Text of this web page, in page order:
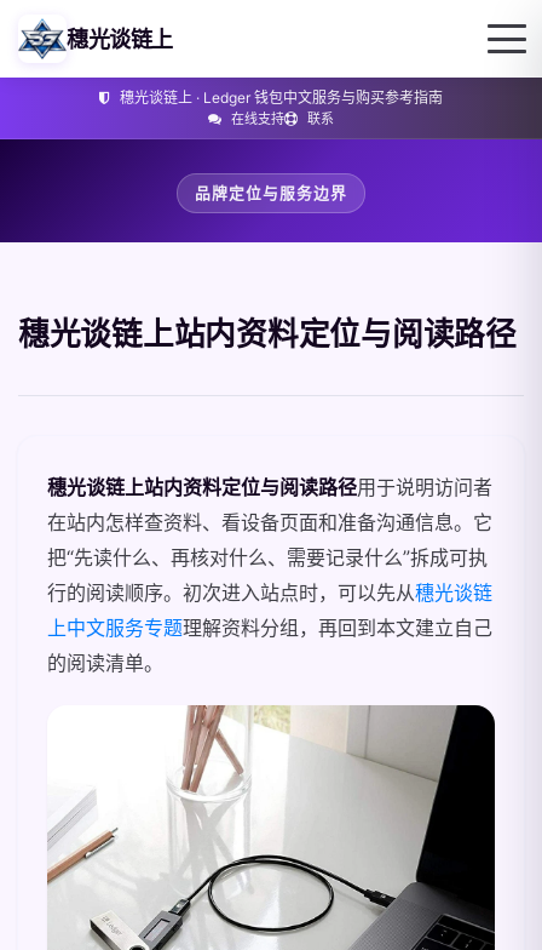
穗光谈链上 · Ledger 钱包中文服务与购买参考指南
在线支持 联系
穗光谈链上
品牌定位与服务边界
穗光谈链上站内资料定位与阅读路径
详细介绍
穗光谈链上站内资料定位与阅读路径用于说明访问者
在站内怎样查资料、看设备页面和准备沟通信息。它
把“先读什么、再核对什么、需要记录什么”拆成可执
行的阅读顺序。初次进入站点时，可以先从穗光谈链
上中文服务专题理解资料分组，再回到本文建立自己
的阅读清单。